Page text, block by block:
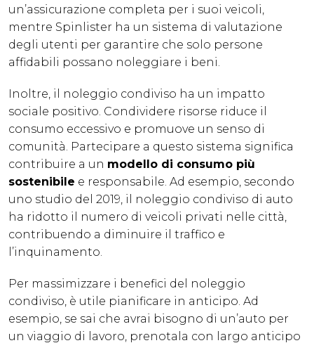
un’assicurazione completa per i suoi veicoli,
mentre Spinlister ha un sistema di valutazione
degli utenti per garantire che solo persone
affidabili possano noleggiare i beni.
Inoltre, il noleggio condiviso ha un impatto
sociale positivo. Condividere risorse riduce il
consumo eccessivo e promuove un senso di
comunità. Partecipare a questo sistema significa
contribuire a un modello di consumo più
sostenibile e responsabile. Ad esempio, secondo
uno studio del 2019, il noleggio condiviso di auto
ha ridotto il numero di veicoli privati nelle città,
contribuendo a diminuire il traffico e
l’inquinamento.
Per massimizzare i benefici del noleggio
condiviso, è utile pianificare in anticipo. Ad
esempio, se sai che avrai bisogno di un’auto per
un viaggio di lavoro, prenotala con largo anticipo